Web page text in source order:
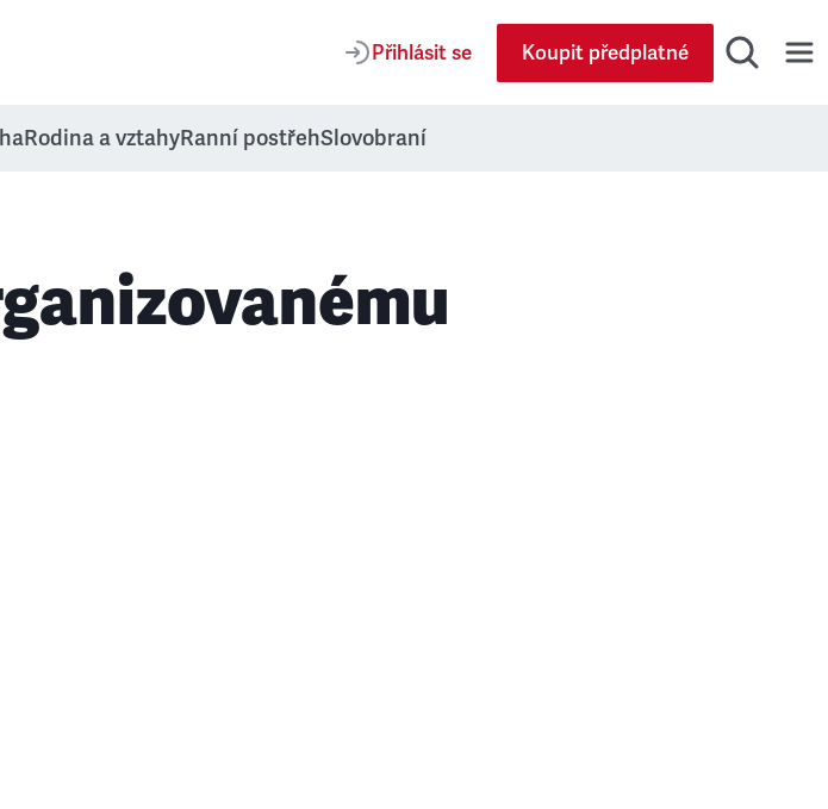
Přihlásit se Koupit předplatné
Rodina a vztahyRanní postřehSlovobraní